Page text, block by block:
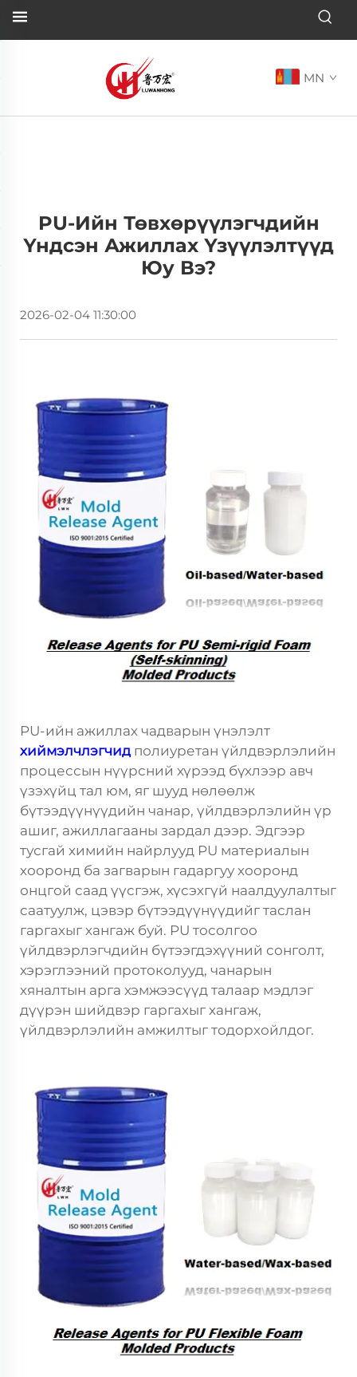
MN
PU-Ийн Төвхөрүүлэгчдийн
Үндсэн Ажиллах Үзүүлэлтүүд
Юу Вэ?
2026-02-04 11:30:00
PU-ийн ажиллах чадварын үнэлэлт
хиймэлчлэгчид полиуретан үйлдвэрлэлийн
процессын нүүрсний хүрээд бүхлээр авч
үзэхүйц тал юм, яг шууд нөлөөлж
бүтээдүүнүүдийн чанар, үйлдвэрлэлийн үр
ашиг, ажиллагааны зардал дээр. Эдгээр
тусгай химийн найрлууд PU материалын
хооронд ба загварын гадаргуу хооронд
онцгой саад үүсгэж, хүсэхгүй наалдуулалтыг
саатуулж, цэвэр бүтээдүүнүүдийг таслан
гаргахыг хангаж буй. PU тосолгоо
үйлдвэрлэгчдийн бүтээгдэхүүний сонголт,
хэрэглээний протоколууд, чанарын
хяналтын арга хэмжээсүүд талаар мэдлэг
дүүрэн шийдвэр гаргахыг хангаж,
үйлдвэрлэлийн амжилтыг тодорхойлдог.